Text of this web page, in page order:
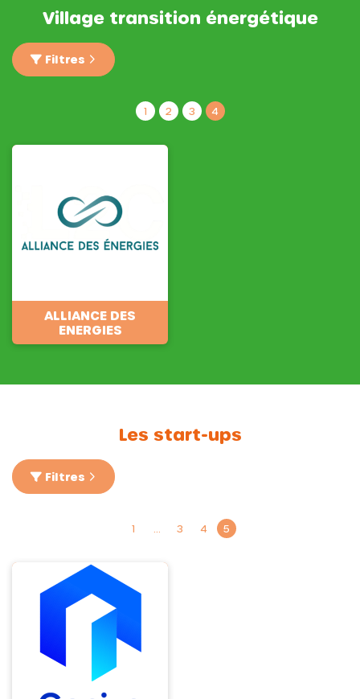
Village transition énergétique
Filtres
1 2 3 4
ALLIANCE DES
ENERGIES
Les start-ups
Filtres
1 3 4 5